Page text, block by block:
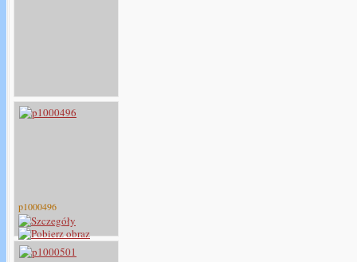
p1000496